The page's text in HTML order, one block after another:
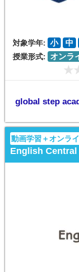
対象学年: 小 中
授業形式:
オンラ
global step
動画学習＋オンラ
English Central